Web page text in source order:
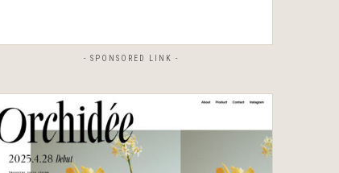
- SPONSORED LINK -